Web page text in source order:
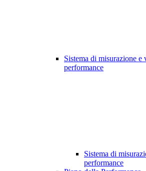
Sistema di misurazione e
performance
Sistema di
performance